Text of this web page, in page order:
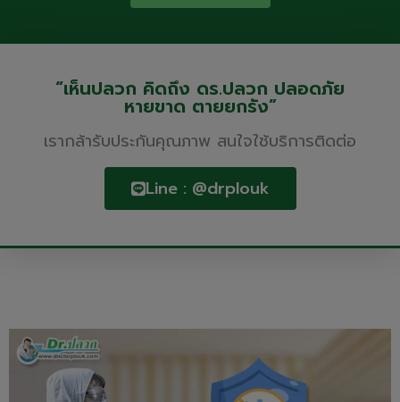
“เห็นปลวก คิดถึง ดร.ปลวก ปลอดภัย
หายขาด ตายยกรัง”
เรากล้ารับประกันคุณภาพ สนใจใช้บริการติดต่อ
Line : @drplouk